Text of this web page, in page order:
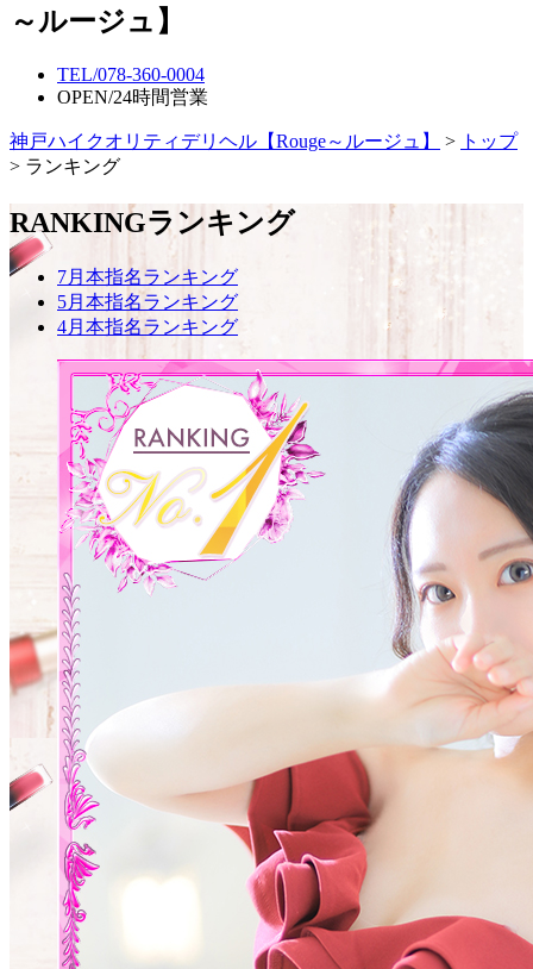
～ルージュ】
TEL/078-360-0004
OPEN/24時間営業
神戸ハイクオリティデリヘル【Rouge～ルージュ】 > トップ
> ランキング
RANKINGランキング
7月本指名ランキング
5月本指名ランキング
4月本指名ランキング